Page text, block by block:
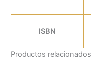
ISBN
Productos relacionados